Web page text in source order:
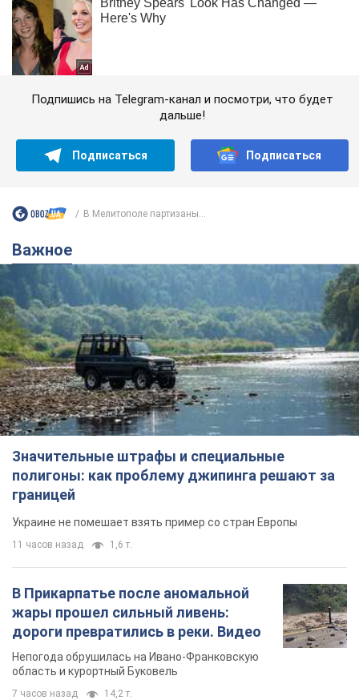
Подпишись на Telegram-канал и посмотри, что будет
дальше!
Подписаться Подписаться
В Мелитополе партизаны...
Важное
Значительные штрафы и специальные
полигоны: как проблему джипинга решают за
границей
Украине не помешает взять пример со стран Европы
11 часов назад 1,6 т.
В Прикарпатье после аномальной
жары прошел сильный ливень:
дороги превратились в реки. Видео
Непогода обрушилась на Ивано-Франковскую
область и курортный Буковель
7 часов назад 14,2 т.